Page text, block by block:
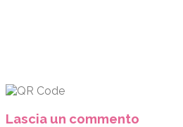
Lascia un commento